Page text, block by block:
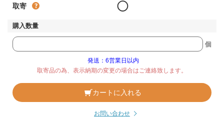
取寄 ◯
個
発送：6営業日以内
取寄品の為、表示納期の変更の場合はご連絡致します。
カートに入れる
お問い合わせ